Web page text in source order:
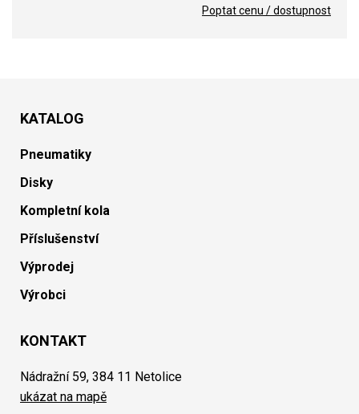
Poptat cenu / dostupnost
KATALOG
Pneumatiky
Disky
Kompletní kola
Příslušenství
Výprodej
Výrobci
KONTAKT
Nádražní 59, 384 11 Netolice
ukázat na mapě